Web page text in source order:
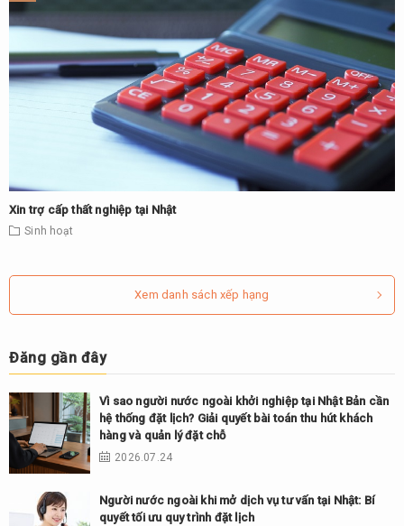
Xin trợ cấp thất nghiệp tại Nhật
Sinh hoạt
Xem danh sách xếp hạng
Đăng gần đây
Vì sao người nước ngoài khởi nghiệp tại Nhật Bản cần
hệ thống đặt lịch? Giải quyết bài toán thu hút khách
hàng và quản lý đặt chỗ
2026.07.24
Người nước ngoài khi mở dịch vụ tư vấn tại Nhật: Bí
quyết tối ưu quy trình đặt lịch